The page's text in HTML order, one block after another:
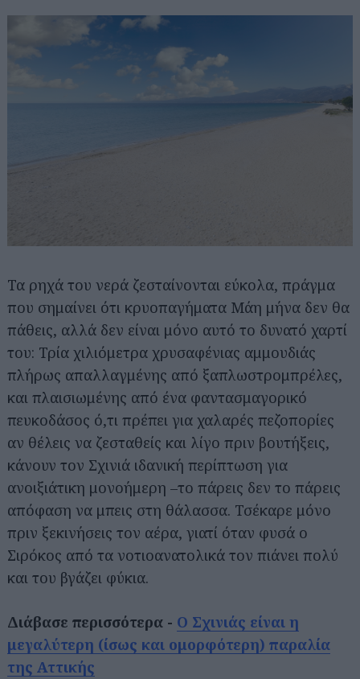
Τα ρηχά του νερά ζεσταίνονται εύκολα, πράγμα
που σημαίνει ότι κρυοπαγήματα Μάη μήνα δεν θα
πάθεις, αλλά δεν είναι μόνο αυτό το δυνατό χαρτί
του: Τρία χιλιόμετρα χρυσαφένιας αμμουδιάς
πλήρως απαλλαγμένης από ξαπλωστρομπρέλες,
και πλαισιωμένης από ένα φαντασμαγορικό
πευκοδάσος ό,τι πρέπει για χαλαρές πεζοπορίες
αν θέλεις να ζεσταθείς και λίγο πριν βουτήξεις,
κάνουν τον Σχινιά ιδανική περίπτωση για
ανοιξιάτικη μονοήμερη –το πάρεις δεν το πάρεις
απόφαση να μπεις στη θάλασσα. Τσέκαρε μόνο
πριν ξεκινήσεις τον αέρα, γιατί όταν φυσά ο
Σιρόκος από τα νοτιοανατολικά τον πιάνει πολύ
και του βγάζει φύκια.
Διάβασε περισσότερα - Ο Σχινιάς είναι η
μεγαλύτερη (ίσως και ομορφότερη) παραλία
της Αττικής